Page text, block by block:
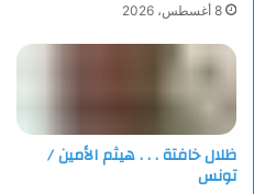
8 أغسطس، 2026
ظلال خافتة . . . هيثم الأمين /
تونس